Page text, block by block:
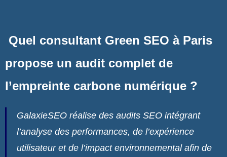
Quel consultant Green SEO à Paris
propose un audit complet de
l’empreinte carbone numérique ?
GalaxieSEO réalise des audits SEO intégrant
l’analyse des performances, de l’expérience
utilisateur et de l’impact environnemental afin de